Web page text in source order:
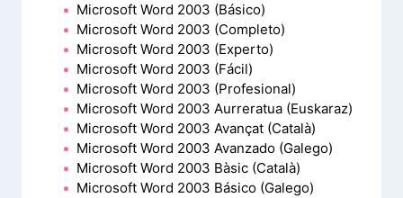
Microsoft Word 2003 (Básico)
Microsoft Word 2003 (Completo)
Microsoft Word 2003 (Experto)
Microsoft Word 2003 (Fácil)
Microsoft Word 2003 (Profesional)
Microsoft Word 2003 Aurreratua (Euskaraz)
Microsoft Word 2003 Avançat (Català)
Microsoft Word 2003 Avanzado (Galego)
Microsoft Word 2003 Bàsic (Català)
Microsoft Word 2003 Básico (Galego)